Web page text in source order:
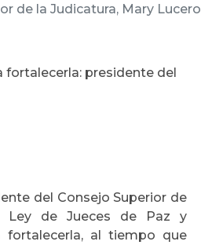
de la Judicatura, Mary Lucero
fortalecerla: presidente del
del Consejo Superior de
Ley de Jueces de Paz y
fortalecerla, al tiempo que